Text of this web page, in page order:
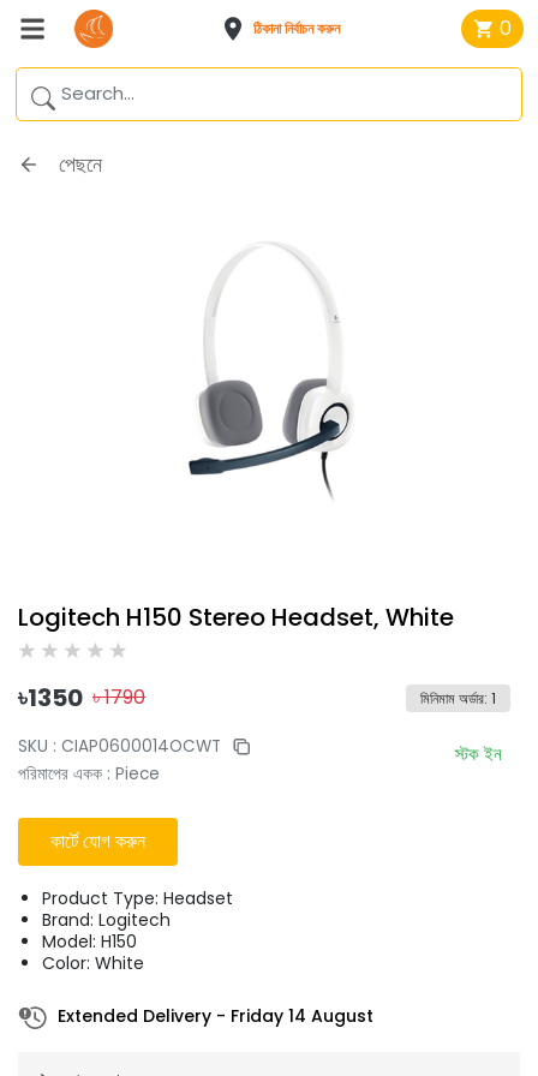
ঠিকানা নির্বাচন করুন 0
পেছনে
Logitech H150 Stereo Headset, White
৳1350 ৳1790 মিনিমাম অর্ডার: 1
SKU : CIAP0600014OCWT
পরিমাপের একক : Piece
স্টক ইন
কার্টে যোগ করুন
Product Type: Headset
Brand: Logitech
Model: H150
Color: White
Extended Delivery - Friday 14 August